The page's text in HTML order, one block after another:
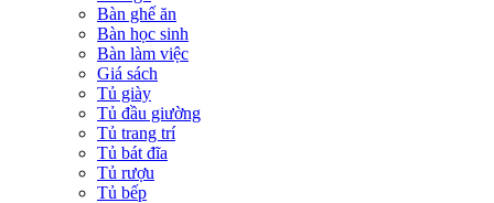
Bàn ghế ăn
Bàn học sinh
Bàn làm việc
Giá sách
Tủ giày
Tủ đầu giường
Tủ trang trí
Tủ bát đĩa
Tủ rượu
Tủ bếp